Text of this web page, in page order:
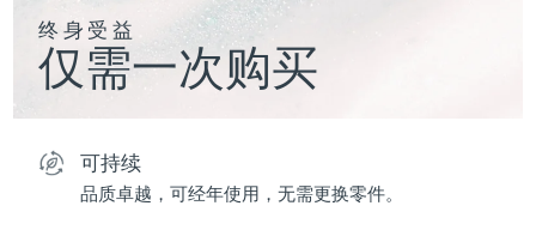
终身受益
仅需一次购买
可持续
品质卓越，可经年使用，无需更换零件。